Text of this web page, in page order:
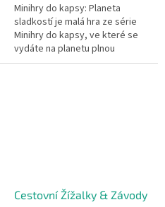
Minihry do kapsy: Planeta
sladkostí je malá hra ze série
Minihry do kapsy, ve které se
vydáte na planetu plnou
sladkostí a budete se snažit
Cestovní Žížalky & Závody